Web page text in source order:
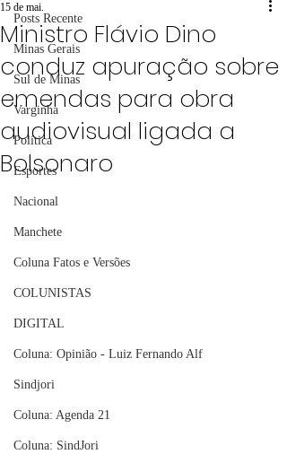
Posts Recente
Minas Gerais
Sul de Minas
Varginha
Política
Esportes
Nacional
Manchete
Coluna Fatos e Versões
COLUNISTAS
DIGITAL
Coluna: Opinião - Luiz Fernando Alf
Sindjori
Coluna: Agenda 21
Coluna: SindJori
Ministro Flávio Dino
conduz apuração sobre
emendas para obra
audiovisual ligada a
Bolsonaro
15 de mai.